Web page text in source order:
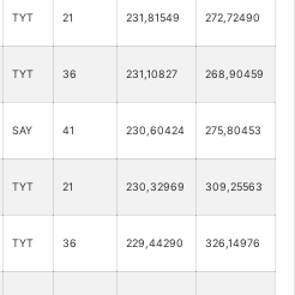
TYT 21 231,81549 272,72490
TYT 36 231,10827 268,90459
SAY 41 230,60424 275,80453
TYT 21 230,32969 309,25563
TYT 36 229,44290 326,14976